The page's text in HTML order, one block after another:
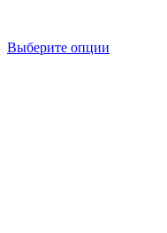
Выберите опции